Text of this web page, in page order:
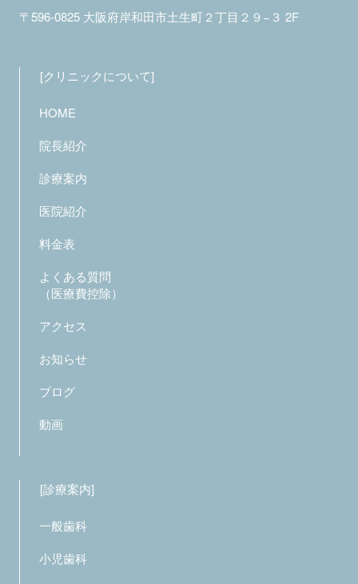
〒596-0825 大阪府岸和田市土生町２丁目２９−３ 2F
クリニックについて
HOME
院長紹介
診療案内
医院紹介
料金表
よくある質問
（医療費控除）
アクセス
お知らせ
ブログ
動画
診療案内
一般歯科
小児歯科